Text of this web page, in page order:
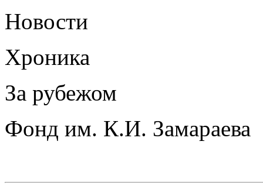
Новости
Хроника
За рубежом
Фонд им. К.И. Замараева